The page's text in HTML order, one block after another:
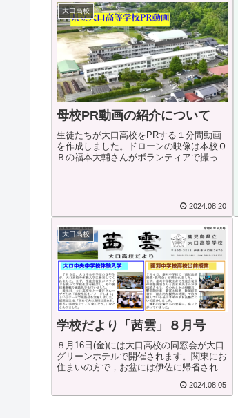
大口高校
母校PR動画の紹介について
生徒たちが大口高校をPRする１分間動画
を作成しました。ドローンの映像は本校Ｏ
Ｂの福本大輔さんがボランティアで撮って
2024.08.20
大口高校
学校だより「茜雲」８月号
８月16日(金)には大口高校の同窓会が大口
グリーンホテルで開催されます。関東にお
住まいの方で，お盆には伊佐に帰省される
もご参加ください。今回は，野球部監督で
2024.08.05